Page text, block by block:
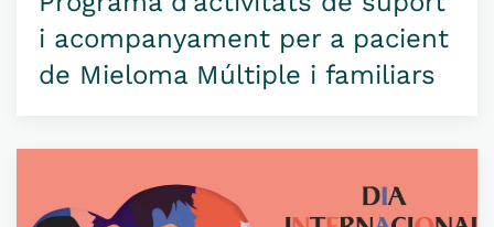
i acompanyament per a pacient
de Mieloma Múltiple i familiars